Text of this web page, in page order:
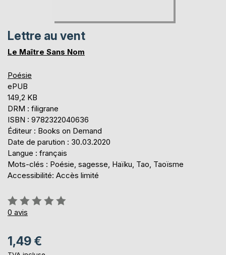
Lettre au vent
Le Maître Sans Nom
Poésie
ePUB
149,2 KB
DRM : filigrane
ISBN : 9782322040636
Éditeur : Books on Demand
Date de parution : 30.03.2020
Langue : français
Mots-clés : Poésie, sagesse, Haïku, Tao, Taoïsme
Accessibilité: Accès limité
Évaluation:
0%
0 avis
1,49 €